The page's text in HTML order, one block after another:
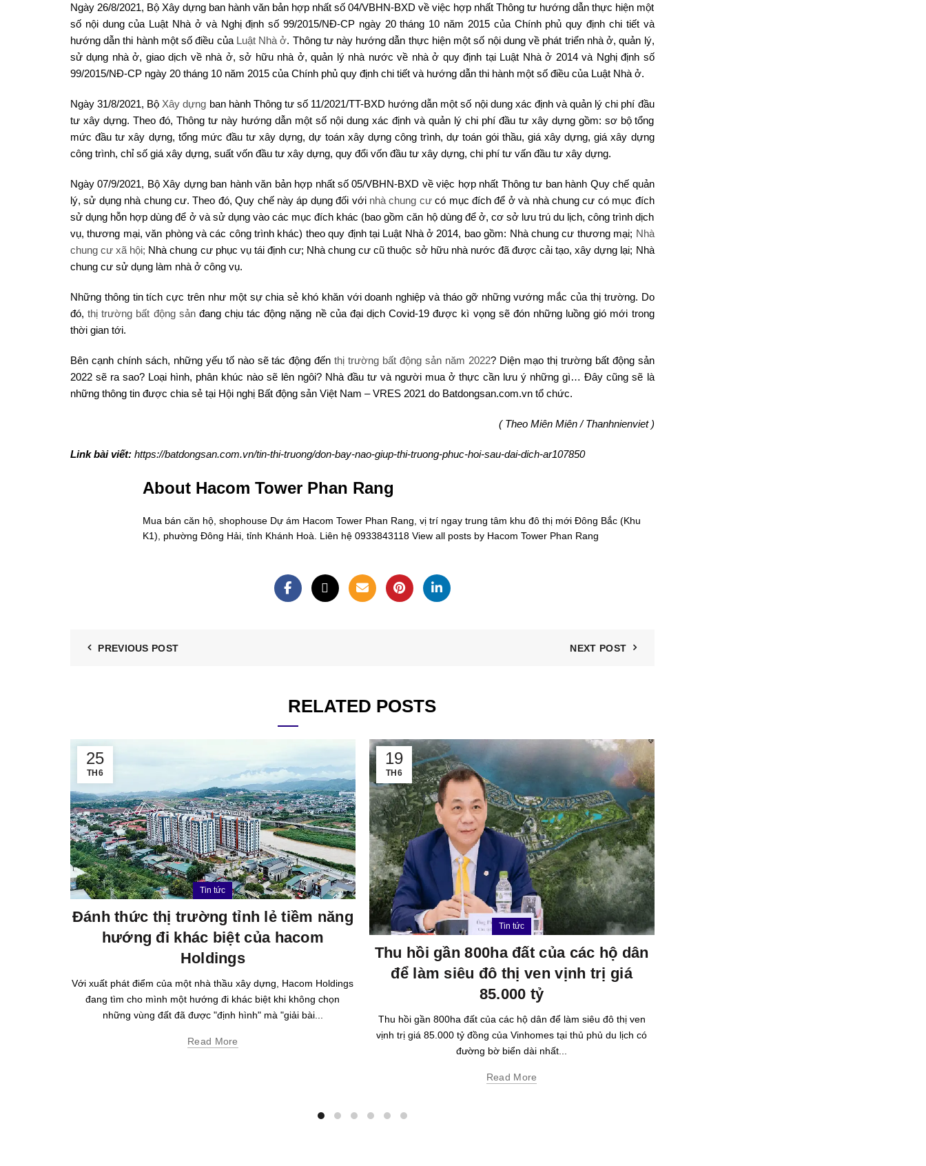
Ngày 26/8/2021, Bộ Xây dựng ban hành văn bản hợp nhất số 04/VBHN-BXD về việc hợp nhất Thông tư hướng dẫn thực hiện một
số nội dung của Luật Nhà ở và Nghị định số 99/2015/NĐ-CP ngày 20 tháng 10 năm 2015 của Chính phủ quy định chi tiết và
hướng dẫn thi hành một số điều của Luật Nhà ở. Thông tư này hướng dẫn thực hiện một số nội dung về phát triển nhà ở, quản lý,
sử dụng nhà ở, giao dịch về nhà ở, sở hữu nhà ở, quản lý nhà nước về nhà ở quy định tại Luật Nhà ở 2014 và Nghị định số
99/2015/NĐ-CP ngày 20 tháng 10 năm 2015 của Chính phủ quy định chi tiết và hướng dẫn thi hành một số điều của Luật Nhà ở.
Ngày 31/8/2021, Bộ Xây dựng ban hành Thông tư số 11/2021/TT-BXD hướng dẫn một số nội dung xác định và quản lý chi phí đầu
tư xây dựng. Theo đó, Thông tư này hướng dẫn một số nội dung xác định và quản lý chi phí đầu tư xây dựng gồm: sơ bộ tổng
mức đầu tư xây dựng, tổng mức đầu tư xây dựng, dự toán xây dựng công trình, dự toán gói thầu, giá xây dựng, giá xây dựng
công trình, chỉ số giá xây dựng, suất vốn đầu tư xây dựng, quy đổi vốn đầu tư xây dựng, chi phí tư vấn đầu tư xây dựng.
Ngày 07/9/2021, Bộ Xây dựng ban hành văn bản hợp nhất số 05/VBHN-BXD về việc hợp nhất Thông tư ban hành Quy chế quản
lý, sử dụng nhà chung cư. Theo đó, Quy chế này áp dụng đối với nhà chung cưcó mục đích để ở và nhà chung cư có mục đích
sử dụng hỗn hợp dùng để ở và sử dụng vào các mục đích khác (bao gồm căn hộ dùng để ở, cơ sở lưu trú du lịch, công trình dịch
vụ, thương mại, văn phòng và các công trình khác) theo quy định tại Luật Nhà ở 2014, bao gồm: Nhà chung cư thương mại; Nhà
chung cư xã hội; Nhà chung cư phục vụ tái định cư; Nhà chung cư cũ thuộc sở hữu nhà nước đã được cải tạo, xây dựng lại; Nhà
chung cư sử dụng làm nhà ở công vụ.
Những thông tin tích cực trên như một sự chia sẻ khó khăn với doanh nghiệp và tháo gỡ những vướng mắc của thị trường. Do
đó,thị trường bất động sảnđang chịu tác động nặng nề của đại dịch Covid-19 được kì vọng sẽ đón những luồng gió mới trong
thời gian tới.
Bên cạnh chính sách, những yếu tố nào sẽ tác động đến thị trường bất động sản năm 2022? Diện mạo thị trường bất động sản
2022 sẽ ra sao? Loại hình, phân khúc nào sẽ lên ngôi? Nhà đầu tư và người mua ở thực cần lưu ý những gì… Đây cũng sẽ là
những thông tin được chia sẻ tại Hội nghị Bất động sản Việt Nam – VRES 2021 do Batdongsan.com.vn tổ chức.
( Theo Miên Miên / Thanhnienviet )
Link bài viết: https://batdongsan.com.vn/tin-thi-truong/don-bay-nao-giup-thi-truong-phuc-hoi-sau-dai-dich-ar107850
About Hacom Tower Phan Rang
Mua bán căn hộ, shophouse Dự ám Hacom Tower Phan Rang, vị trí ngay trung tâm khu đô thị mới Đông Bắc (Khu
K1), phường Đông Hải, tỉnh Khánh Hoà. Liên hệ 0933843118 View all posts by Hacom Tower Phan Rang
PREVIOUS POST NEXT POST
RELATED POSTS
25
TH6
Tin tức
Đánh thức thị trường tỉnh lẻ tiềm năng
hướng đi khác biệt của hacom
Holdings
Với xuất phát điểm của một nhà thầu xây dựng, Hacom Holdings
đang tìm cho mình một hướng đi khác biệt khi không chọn
những vùng đất đã được "định hình" mà "giải bài...
Read More
19
TH6
Tin tức
Thu hồi gần 800ha đất của các hộ dân
để làm siêu đô thị ven vịnh trị giá
85.000 tỷ
Thu hồi gần 800ha đất của các hộ dân để làm siêu đô thị ven
vịnh trị giá 85.000 tỷ đồng của Vinhomes tại thủ phủ du lịch có
đường bờ biển dài nhất...
Read More